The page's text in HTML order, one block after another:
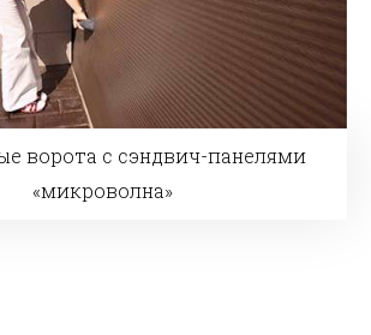
ворота с сэндвич-панелями
«микроволна»